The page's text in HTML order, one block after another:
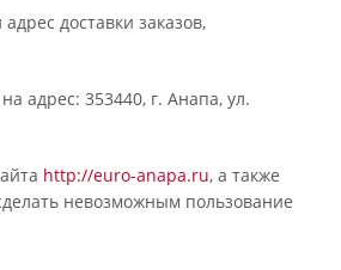
доставки заказов,
адрес: 353440, г. Анапа, ул.
http://euro-anapa.ru, а также
невозможным пользование